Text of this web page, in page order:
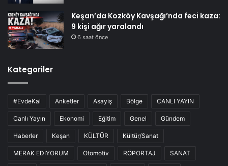
Keşan’da Kozköy Kavşağı’nda feci kaza:
9 kişi ağır yaralandı
6 saat önce
Kategoriler
#EvdeKal Anketler Asayiş Bölge CANLI YAYIN
Canlı Yayın Ekonomi Eğitim Genel Gündem
Haberler Keşan KÜLTÜR Kültür/Sanat
MERAK EDİYORUM Otomotiv RÖPORTAJ SANAT